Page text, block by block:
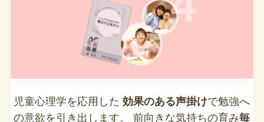
児童心理学を応用した 効果のある声掛けで勉強へ
の意欲を引き出します。 前向きな気持ちの育み毎